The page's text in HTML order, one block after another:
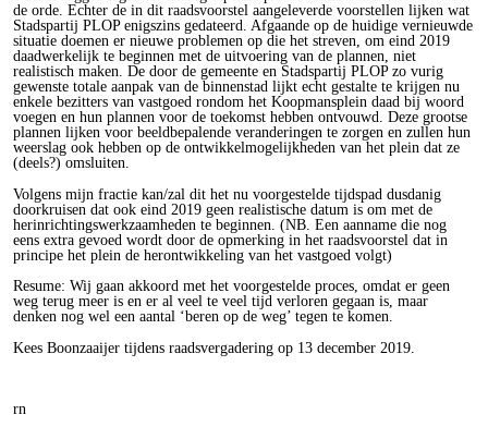
de orde. Echter de in dit raadsvoorstel aangeleverde voorstellen lijken wat
Stadspartij PLOP enigszins gedateerd. Afgaande op de huidige vernieuwde
situatie doemen er nieuwe problemen op die het streven, om eind 2019
daadwerkelijk te beginnen met de uitvoering van de plannen, niet
realistisch maken. De door de gemeente en Stadspartij PLOP zo vurig
gewenste totale aanpak van de binnenstad lijkt echt gestalte te krijgen nu
enkele bezitters van vastgoed rondom het Koopmansplein daad bij woord
voegen en hun plannen voor de toekomst hebben ontvouwd. Deze grootse
plannen lijken voor beeldbepalende veranderingen te zorgen en zullen hun
weerslag ook hebben op de ontwikkelmogelijkheden van het plein dat ze
(deels?) omsluiten.
Volgens mijn fractie kan/zal dit het nu voorgestelde tijdspad dusdanig
doorkruisen dat ook eind 2019 geen realistische datum is om met de
herinrichtingswerkzaamheden te beginnen. (NB. Een aanname die nog
eens extra gevoed wordt door de opmerking in het raadsvoorstel dat in
principe het plein de herontwikkeling van het vastgoed volgt)
Resume: Wij gaan akkoord met het voorgestelde proces, omdat er geen
weg terug meer is en er al veel te veel tijd verloren gegaan is, maar
denken nog wel een aantal ‘beren op de weg’ tegen te komen.
Kees Boonzaaijer tijdens raadsvergadering op 13 december 2019.
rn